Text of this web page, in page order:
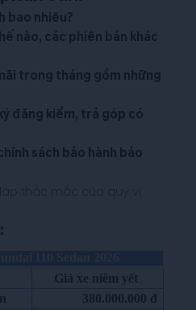
bao nhiêu?
nào, các phiên bản khác
trong tháng gồm những
đăng kiểm, trả góp có
sách bảo hành bảo
Giá xe niêm yết
380.000.000 đ